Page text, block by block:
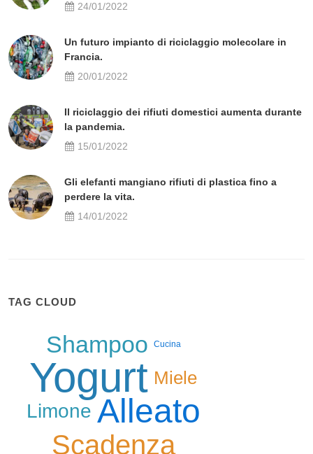
24/01/2022
Un futuro impianto di riciclaggio molecolare in
Francia.
20/01/2022
Il riciclaggio dei rifiuti domestici aumenta durante
la pandemia.
15/01/2022
Gli elefanti mangiano rifiuti di plastica fino a
perdere la vita.
14/01/2022
TAG CLOUD
Shampoo Cucina
Yogurt Miele
Limone Alleato
Scadenza